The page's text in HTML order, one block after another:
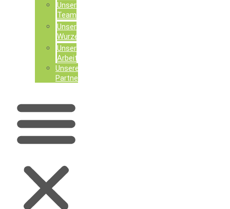
Unser
Team
Unsere
Wurzeln
Unsere
Arbeit
Unsere
Partner